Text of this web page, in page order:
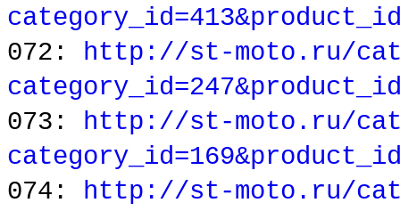
072: http://st-moto.ru/
073: http://st-moto.ru/
074: http://st-moto.ru/